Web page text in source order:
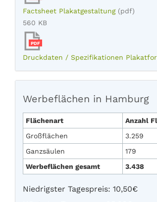
Factsheet Plakatgestaltung (pdf)
560 KB
PDF
Druckdaten / Spezifikationen
Werbeflächen in Hamburg
Flächenart
Anzahl
Großflächen
3.259
Ganzsäulen
179
Werbeflächen gesamt
3.438
Niedrigster Tagespreis: 10,50€